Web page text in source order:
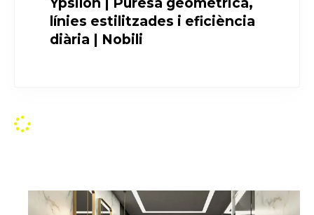
línies estilitzades i eficiència
diària | Nobili